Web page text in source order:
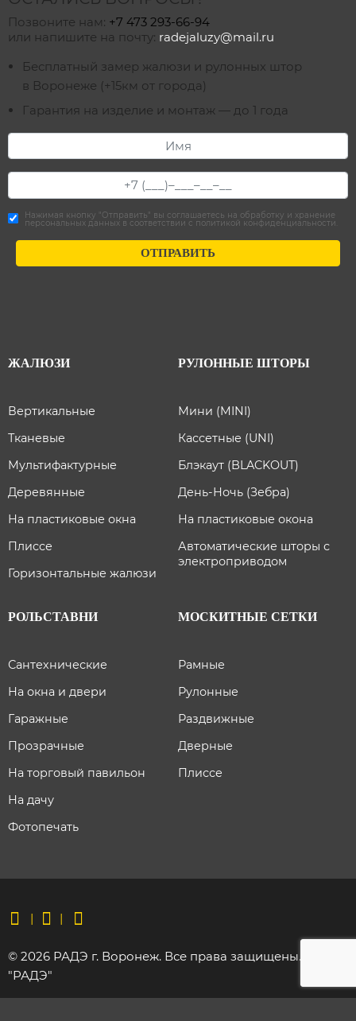
Позвоните нам: +7 473 293-66-94
или напишите на почту: radejaluzy@mail.ru
Бесплатный замер жалюзи и рулонных штор
в Воронеже (+15км от города)
Гарантия на изделие и монтаж — до 1 года
Нажимая кнопку "Отправить" вы соглашаетесь на обработку и хранение
персональных данных в соответствии с политикой конфиденциальности
ОТПРАВИТЬ
ЖАЛЮЗИ
Вертикальные
Тканевые
Мультифактурные
Деревянные
На пластиковые окна
Плиссе
Горизонтальные жалюзи
РУЛОННЫЕ ШТОРЫ
Мини (MINI)
Кассетные (UNI)
Блэкаут (BLACKOUT)
День-Ночь (Зебра)
На пластиковые окона
Автоматические шторы с
электроприводом
РОЛЬСТАВНИ
Сантехнические
На окна и двери
Гаражные
Прозрачные
На торговый павильон
На дачу
Фотопечать
МОСКИТНЫЕ СЕТКИ
Рамные
Рулонные
Раздвижные
Дверные
Плиссе
© 2026 РАДЭ г. Воронеж. Все права защищены. ООО
"РАДЭ"